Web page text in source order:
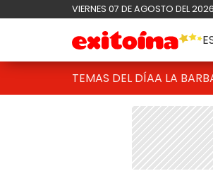
VIERNES 07 DE AGOSTO DEL 2026
TEMAS DEL DÍAA LA